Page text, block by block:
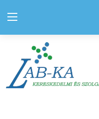
Regisztráció